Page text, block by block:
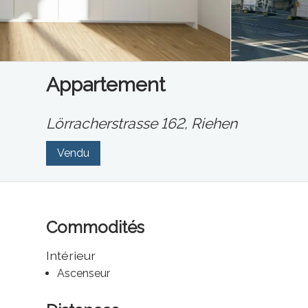
Appartement
Lörracherstrasse 162, Riehen
Vendu
Commodités
Intérieur
Ascenseur